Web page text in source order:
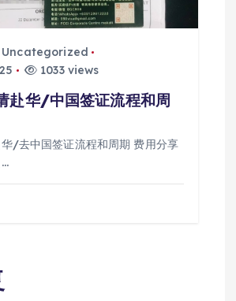
Uncategorized
1033 views
赴华/中国签证流程和周
/去中国签证流程和周期 费用分享
…